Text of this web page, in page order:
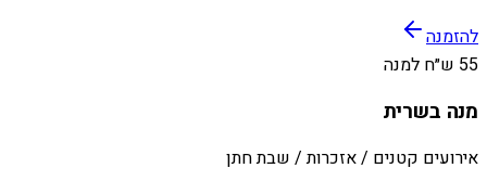
להזמנה
55 ש״ח למנה
מנה בשרית
אירועים קטנים / אזכרות / שבת חתן